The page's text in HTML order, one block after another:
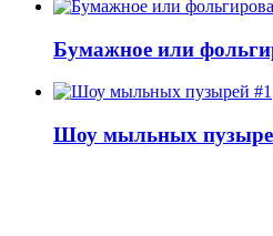
Бумажное или
Шоу мыльных